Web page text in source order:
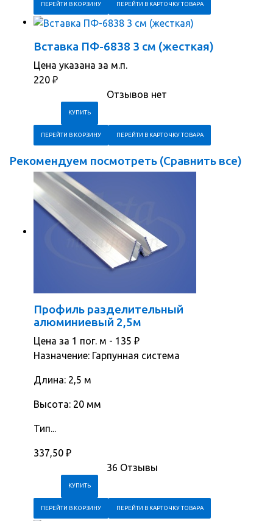
ПЕРЕЙТИ В КОРЗИНУ ПЕРЕЙТИ В КАРТОЧКУ ТОВАРА
Вставка ПФ-6838 3 см (жесткая)
Цена указана за м.п.
220 ₽
Отзывов нет
ПЕРЕЙТИ В КОРЗИНУ ПЕРЕЙТИ В КАРТОЧКУ ТОВАРА
Рекомендуем посмотреть (Сравнить все)
Профиль разделительный
алюминиевый 2,5м
Цена за 1 пог. м - 135 ₽
Назначение: Гарпунная система
Длина: 2,5 м
Высота: 20 мм
Тип...
337,50 ₽
36 Отзывы
ПЕРЕЙТИ В КОРЗИНУ ПЕРЕЙТИ В КАРТОЧКУ ТОВАРА